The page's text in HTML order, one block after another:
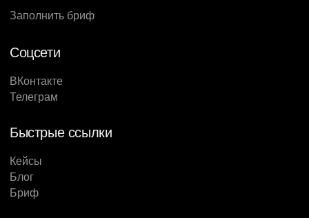
Заполнить бриф
Соцсети
ВКонтакте
Телеграм
Быстрые ссылки
Кейсы
Блог
Бриф